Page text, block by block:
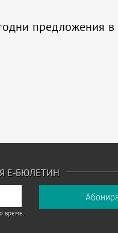
предложения в
Е-БЮЛЕТИН
време.